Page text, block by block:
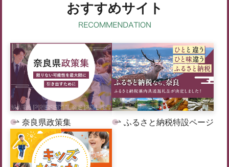
おすすめサイト
奈良県政策集 ふるさと納税特設ページ